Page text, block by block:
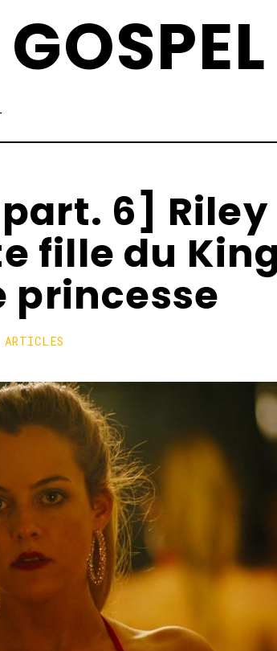
GOSPEL
6] Riley
fille du
princesse
ARTICLES